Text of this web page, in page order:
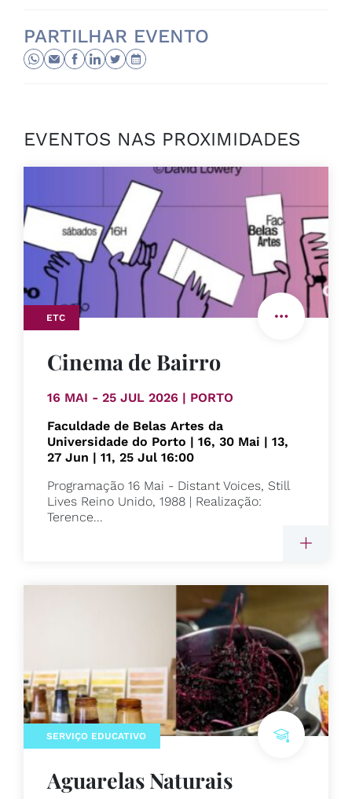
PARTILHAR EVENTO
EVENTOS NAS PROXIMIDADES
ETC
Cinema de Bairro
16 MAI - 25 JUL 2026 | PORTO
Faculdade de Belas Artes da
Universidade do Porto | 16, 30 Mai | 13,
27 Jun | 11, 25 Jul 16:00
Programação 16 Mai - Distant Voices, Still
Lives Reino Unido, 1988 | Realização:
Terence...
SERVIÇO EDUCATIVO
Aguarelas Naturais